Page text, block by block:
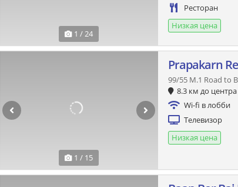
1 / 24
Ресторан
Низкая цена
1 / 15
Prapakarn
99/55 M.1 Road to
8.3 км до центра
Wi-fi в лобби
Телевизор
Низкая цена